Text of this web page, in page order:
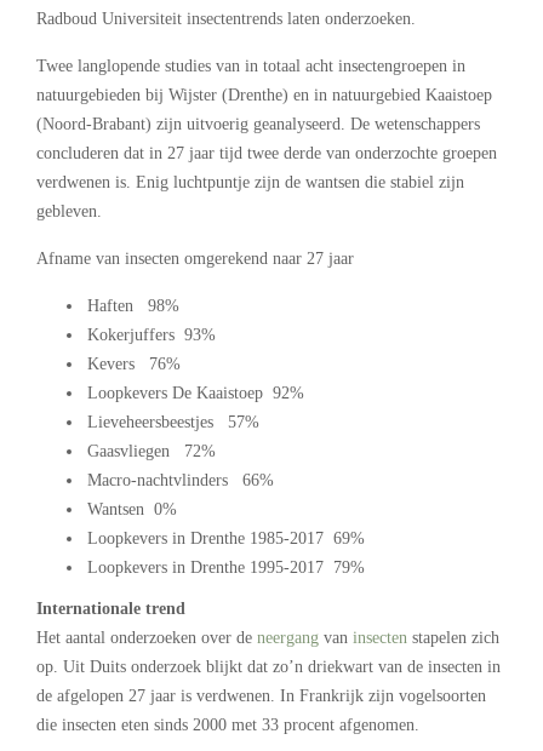
Radboud Universiteit insectentrends laten onderzoeken.
Twee langlopende studies van in totaal acht insectengroepen in
natuurgebieden bij Wijster (Drenthe) en in natuurgebied Kaaistoep
(Noord-Brabant) zijn uitvoerig geanalyseerd. De wetenschappers
concluderen dat in 27 jaar tijd twee derde van onderzochte groepen
verdwenen is. Enig luchtpuntje zijn de wantsen die stabiel zijn
gebleven.
Afname van insecten omgerekend naar 27 jaar
Haften 98%
Kokerjuffers 93%
Kevers 76%
Loopkevers De Kaaistoep 92%
Lieveheersbeestjes 57%
Gaasvliegen 72%
Macro-nachtvlinders 66%
Wantsen 0%
Loopkevers in Drenthe 1985-2017 69%
Loopkevers in Drenthe 1995-2017 79%
Internationale trend
Het aantal onderzoeken over de neergang van insecten stapelen zich
op. Uit Duits onderzoek blijkt dat zo’n driekwart van de insecten in
de afgelopen 27 jaar is verdwenen. In Frankrijk zijn vogelsoorten
die insecten eten sinds 2000 met 33 procent afgenomen.